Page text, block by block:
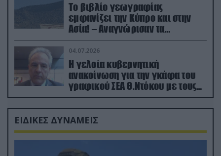
Το βιβλίο γεωγραφίας
εμφανίζει την Κύπρο και στην
Ασία! – Αναγνώρισαν τα
κατεχόμενα; (φωτο)
04.07.2026
Η γελοία κυβερνητική
ανακοίνωση για την γκάφα του
γραφικού ΣΕΑ Θ.Ντόκου με τους
Ρώσους φαρσέρ
ΕΙΔΙΚΕΣ ΔΥΝΑΜΕΙΣ